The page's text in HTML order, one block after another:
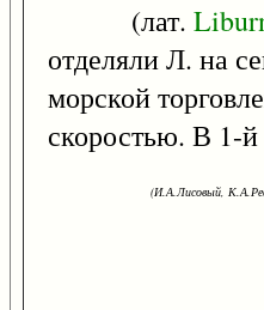
(лат.
отделяли Л. на
морской
скоростью. В 1-
(И.А.Лисовый,